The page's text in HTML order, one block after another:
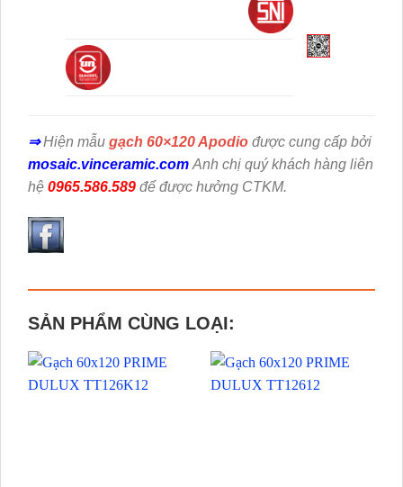
⇒ Hiện mẫu gạch 60×120 Apodio được cung cấp bởi
mosaic.vinceramic.com Anh chị quý khách hàng liên
hệ 0965.586.589 để được hưởng CTKM.
SẢN PHẨM CÙNG LOẠI: